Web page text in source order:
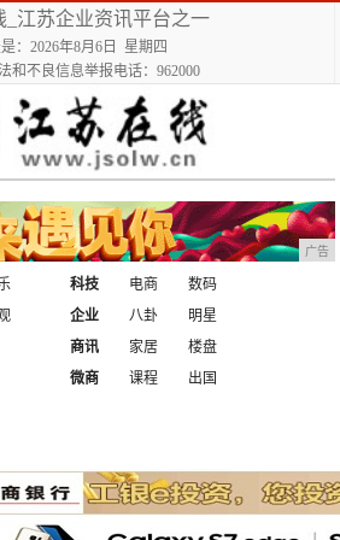
_江苏企业资讯平台之一
：2026年8月6日 星期四
和不良信息举报电话：962000
广告
科技 电商
数码
企业
八卦
明星
商讯 家居
楼盘
微商
课程
出国